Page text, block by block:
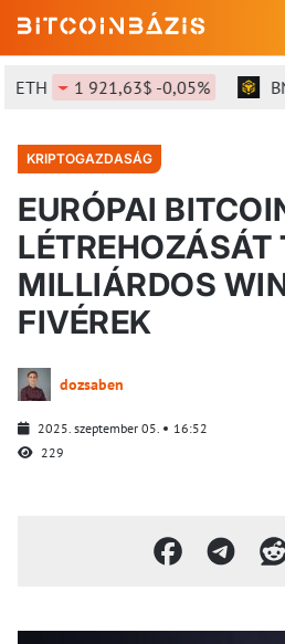
ETH 1 921,63$ -0,05%
KRIPTOGAZDASÁG
EURÓPAI
LÉTREHOZÁSÁT
MILLIÁRDOS
FIVÉREK
dozsaben
2025. szeptember 05.
16:52
229